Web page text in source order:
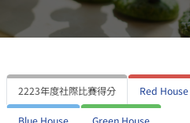
2223年度社際比賽得分 Red House